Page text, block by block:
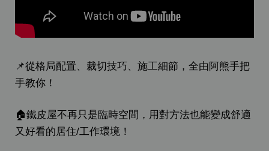
📌從格局配置、裁切技巧、施工細節，全由阿熊手把
手教你！
🏠鐵皮屋不再只是臨時空間，用對方法也能變成舒適
又好看的居住/工作環境！